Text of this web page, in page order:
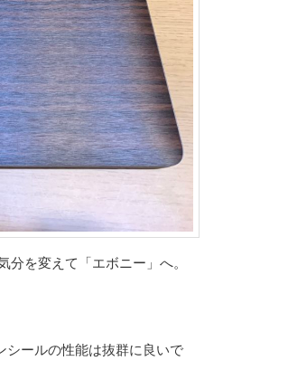
を変えて「エボニー」へ。
シールの性能は抜群に良いで